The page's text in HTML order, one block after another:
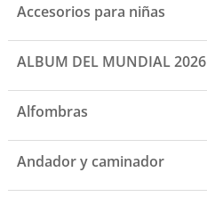
Accesorios para niñas
ALBUM DEL MUNDIAL 2026
Alfombras
Andador y caminador